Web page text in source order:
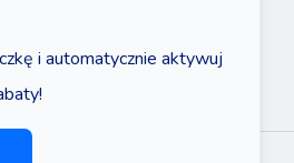
i automatycznie aktywuj